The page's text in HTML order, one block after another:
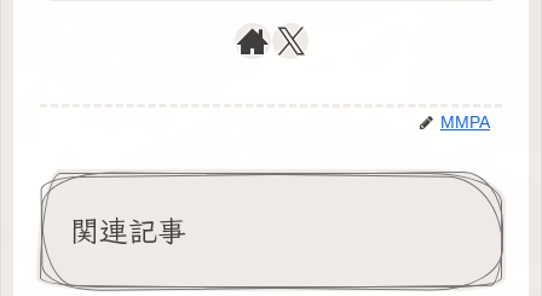
MMPA
関連記事